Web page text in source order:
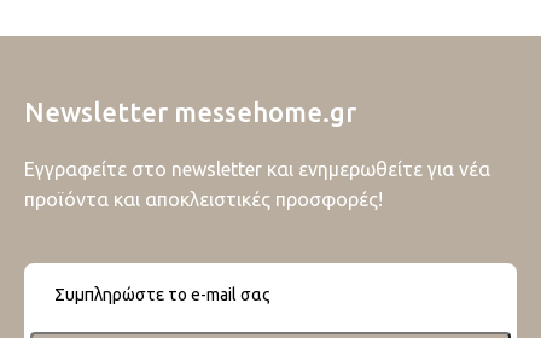
Newsletter messehome.gr
Εγγραφείτε στο newsletter και ενημερωθείτε για νέα
προϊόντα και αποκλειστικές προσφορές!